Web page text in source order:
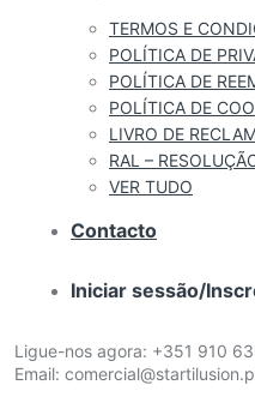
TERMOS E
POLÍTICA DE
POLÍTICA DE
POLÍTICA DE
LIVRO DE
RAL –
VER TUDO
Contacto
Iniciar sessão/
Ligue-nos agora: +351 910
Email: